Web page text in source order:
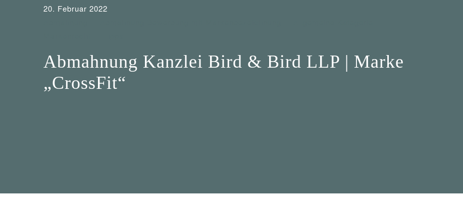
20. Februar 2022
Abmahnung Kanzlei Bird & Bird LLP | Marke
„CrossFit“